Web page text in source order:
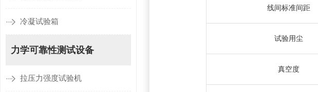
冷凝试验箱
力学可靠性测试设备
拉压力强度试验机
线间标准间距
试验用尘
真空度